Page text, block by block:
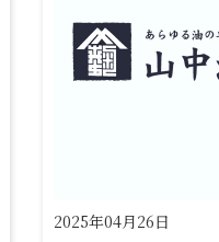
2025年04月26日